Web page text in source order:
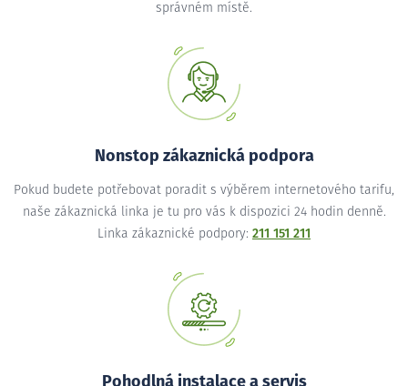
správném místě.
Nonstop zákaznická podpora
Pokud budete potřebovat poradit s výběrem internetového tarifu,
naše zákaznická linka je tu pro vás k dispozici 24 hodin denně.
Linka zákaznické podpory: 211 151 211
Pohodlná instalace a servis